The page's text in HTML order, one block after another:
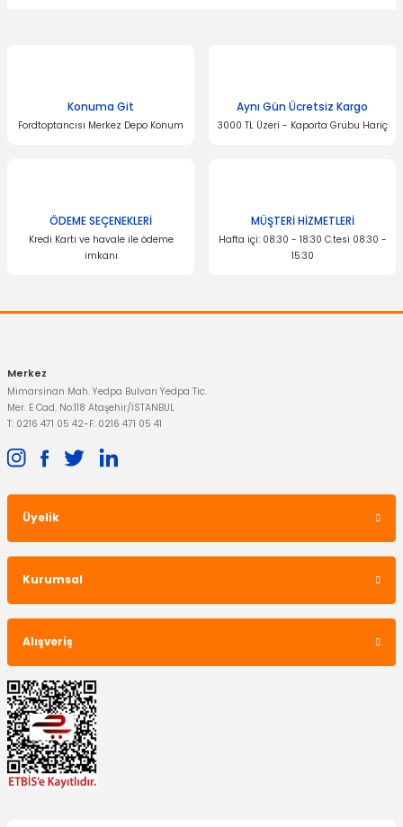
Konuma Git
Fordtoptancısı Merkez Depo Konum
Aynı Gün Ücretsiz Kargo
3000 TL Üzeri - Kaporta Grubu Hariç
ÖDEME SEÇENEKLERİ
Kredi Kartı ve havale ile ödeme
imkanı
MÜŞTERİ HİZMETLERİ
Hafta içi: 08:30 - 18:30 C.tesi 08:30 -
15:30
Merkez
Mimarsinan Mah. Yedpa Bulvarı Yedpa Tic.
Mer. E Cad. No:118 Ataşehir/İSTANBUL
T: 0216 471 05 42-F: 0216 471 05 41
Üyelik
Kurumsal
Alışveriş